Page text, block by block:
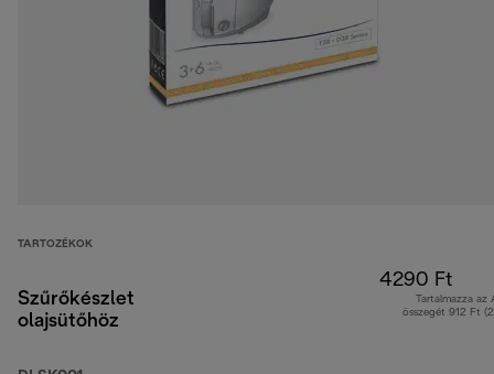
TARTOZÉKOK
Szűrőkészlet
olajsütőhöz
4290 Ft
Tartalmazza az
összegét 912 Ft